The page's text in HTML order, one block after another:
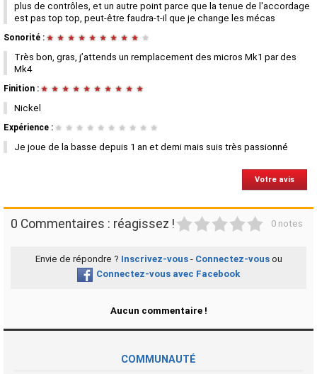
plus de contrôles, et un autre point parce que la tenue de l'accordage
est pas top top, peut-être faudra-t-il que je change les mécas
Sonorité : ★ ★ ★ ★ ★ ★ ★ ★ ★ ★
Très bon, gras, j’attends un remplacement des micros Mk1 par des
Mk4
Finition : ★ ★ ★ ★ ★ ★ ★ ★ ★ ★
Nickel
Expérience : ★ ★ ★ ★ ★ ★ ★ ★ ★ ★
Je joue de la basse depuis 1 an et demi mais suis très passionné
Votre avis
0 Commentaires : réagissez ! 0 notes
Envie de répondre ? Inscrivez-vous- Connectez-vousou
Connectez-vous avec Facebook
Aucun commentaire !
COMMUNAUTÉ